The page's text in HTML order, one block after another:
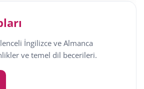
İngilizce ve Almanca
ve temel dil becerileri.